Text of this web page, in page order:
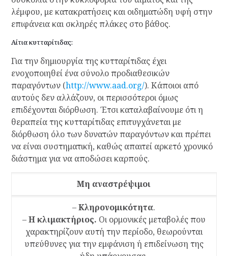
λέμφου, με κατακρατήσεις και οιδηματώδη υφή στην
επιφάνεια και σκληρές πλάκες στο βάθος.
Αίτια κυτταρίτιδας:
Για την δημιουργία της κυτταρίτιδας έχει
ενοχοποιηθεί ένα σύνολο προδιαθεσικών
παραγόντων (http://www.aad.org/). Κάποιοι από
αυτούς δεν αλλάζουν, οι περισσότεροι όμως
επιδέχονται διόρθωση. Έτσι καταλαβαίνουμε ότι η
θεραπεία της κυτταρίτιδας επιτυγχάνεται με
διόρθωση όλο των δυνατών παραγόντων και πρέπει
να είναι συστηματική, καθώς απαιτεί αρκετό χρονικό
διάστημα για να αποδώσει καρπούς.
Μη αναστρέψιμοι
–Κληρονομικότητα.
–Η κλιμακτήριος. Οι ορμονικές μεταβολές που
χαρακτηρίζουν αυτή την περίοδο, θεωρούνται
υπεύθυνες για την εμφάνιση ή επιδείνωση της